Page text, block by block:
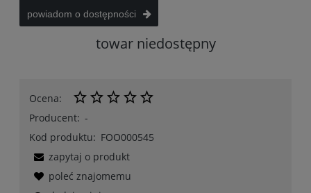
powiadom o dostępności
towar niedostępny
Ocena:
Producent: -
Kod produktu: FOO000545
zapytaj o produkt
poleć znajomemu